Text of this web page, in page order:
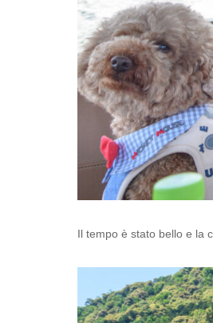
Il tempo è stato bello e la